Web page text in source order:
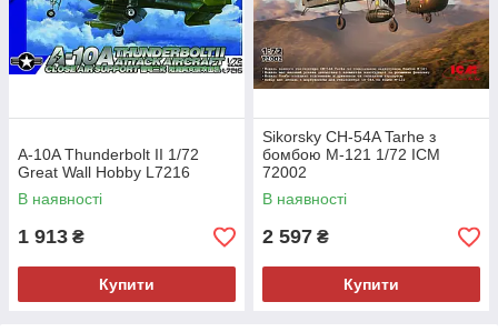
A-10A Thunderbolt II 1/72
Great Wall Hobby L7216
В наявності
1 913 ₴
Купити
Sikorsky CH-54A Tarhe з
бомбою M-121 1/72 ICM
72002
В наявності
2 597 ₴
Купити